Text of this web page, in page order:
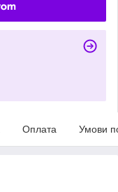
Оплата Умови